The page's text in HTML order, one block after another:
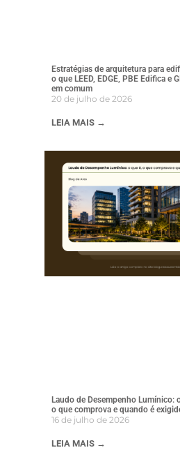
Estratégias de arquitetura para
o que LEED, EDGE, PBE Edifica e
em comum
20 de julho de 2026
LEIA MAIS →
Laudo de Desempenho Lumínico:
o que comprova e quando é
16 de julho de 2026
LEIA MAIS →